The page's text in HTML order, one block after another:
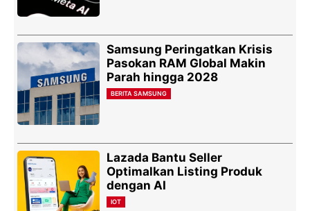
Samsung Peringatkan Krisis
Pasokan RAM Global Makin
Parah hingga 2028
BERITA SAMSUNG
Lazada Bantu Seller
Optimalkan Listing Produk
dengan AI
IOT